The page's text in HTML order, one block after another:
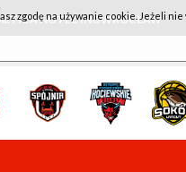
NOTEĆ INOWROCŁAW
zgodę na używanie cookie. Jeżeli nie